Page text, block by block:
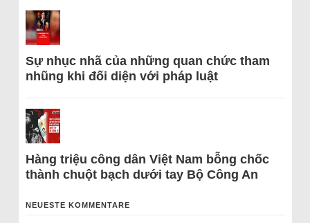
Sự nhục nhã của những quan chức tham
nhũng khi đối diện với pháp luật
Hàng triệu công dân Việt Nam bỗng chốc
thành chuột bạch dưới tay Bộ Công An
NEUESTE KOMMENTARE